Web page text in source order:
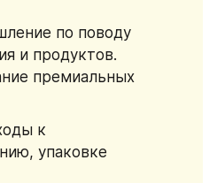
по поводу
и продуктов.
премиальных
к
упаковке